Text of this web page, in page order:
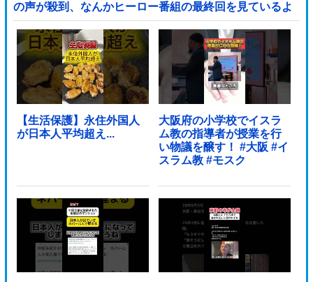
の声が殺到、なんかヒーロー番組の最終回を見ているよ
うな気分に……他
【生活保護】永住外国人
が日本人平均超え...
大阪府の小学校でイスラ
ム教の指導者が授業を行
い物議を醸す！ #大阪 #イ
スラム教 #モスク